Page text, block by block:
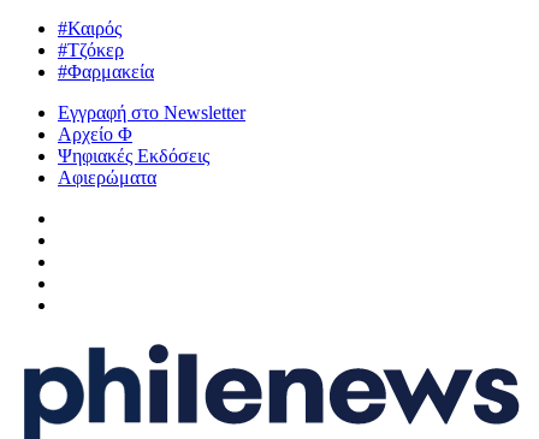
#Καιρός
#Τζόκερ
#Φαρμακεία
Εγγραφή στο Newsletter
Αρχείο Φ
Ψηφιακές Εκδόσεις
Αφιερώματα